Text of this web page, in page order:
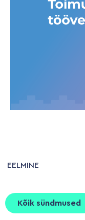
EELMINE
Kõik sündmused